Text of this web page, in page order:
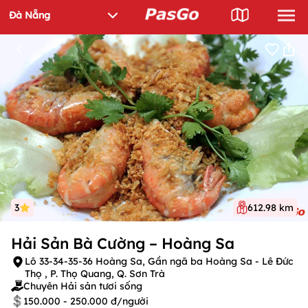
3 612.98 km
Hải Sản Bà Cường – Hoàng Sa
Lô 33-34-35-36 Hoàng Sa, Gần ngã ba Hoàng Sa - Lê Đức
Thọ , P. Thọ Quang, Q. Sơn Trà
Chuyên Hải sản tươi sống
150.000 - 250.000 đ/người